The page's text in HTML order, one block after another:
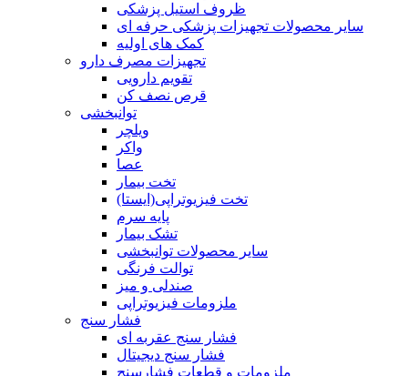
ظروف استیل پزشکی
سایر محصولات تجهیزات پزشکی حرفه ای
کمک های اولیه
تجهیزات مصرف دارو
تقویم دارویی
قرص نصف کن
توانبخشی
ویلچر
واکر
عصا
تخت بیمار
تخت فیزیوتراپی(ایستا)
پایه سرم
تشک بیمار
سایر محصولات توانبخشی
توالت فرنگی
صندلی و میز
ملزومات فیزیوتراپی
فشار سنج
فشار سنج عقربه ای
فشار سنج دیجیتال
ملزومات و قطعات فشارسنج